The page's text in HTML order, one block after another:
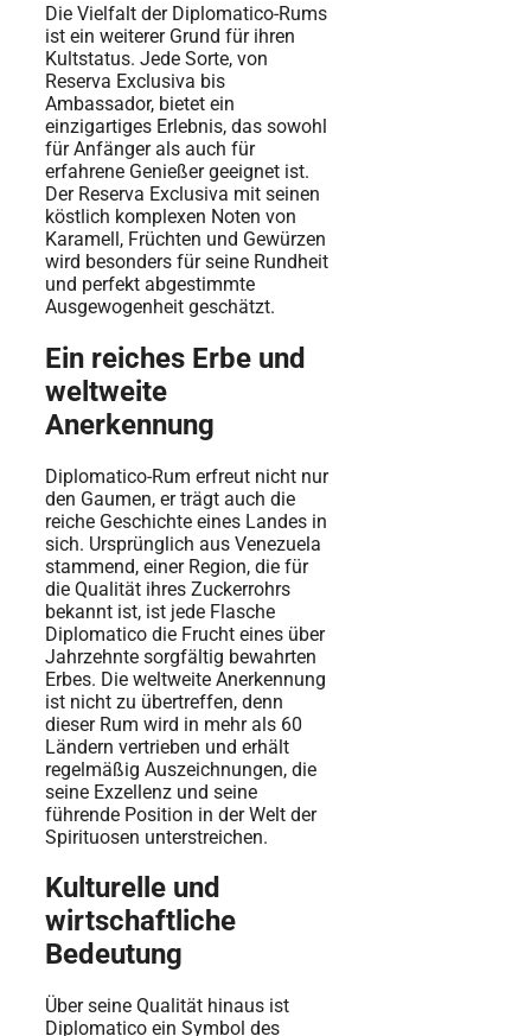
Die Vielfalt der Diplomatico-Rums
ist ein weiterer Grund für ihren
Kultstatus. Jede Sorte, von
Reserva Exclusiva bis
Ambassador, bietet ein
einzigartiges Erlebnis, das sowohl
für Anfänger als auch für
erfahrene Genießer geeignet ist.
Der Reserva Exclusiva mit seinen
köstlich komplexen Noten von
Karamell, Früchten und Gewürzen
wird besonders für seine Rundheit
und perfekt abgestimmte
Ausgewogenheit geschätzt.
Ein reiches Erbe und
weltweite
Anerkennung
Diplomatico-Rum erfreut nicht nur
den Gaumen, er trägt auch die
reiche Geschichte eines Landes in
sich. Ursprünglich aus Venezuela
stammend, einer Region, die für
die Qualität ihres Zuckerrohrs
bekannt ist, ist jede Flasche
Diplomatico die Frucht eines über
Jahrzehnte sorgfältig bewahrten
Erbes. Die weltweite Anerkennung
ist nicht zu übertreffen, denn
dieser Rum wird in mehr als 60
Ländern vertrieben und erhält
regelmäßig Auszeichnungen, die
seine Exzellenz und seine
führende Position in der Welt der
Spirituosen unterstreichen.
Kulturelle und
wirtschaftliche
Bedeutung
Über seine Qualität hinaus ist
Diplomatico ein Symbol des